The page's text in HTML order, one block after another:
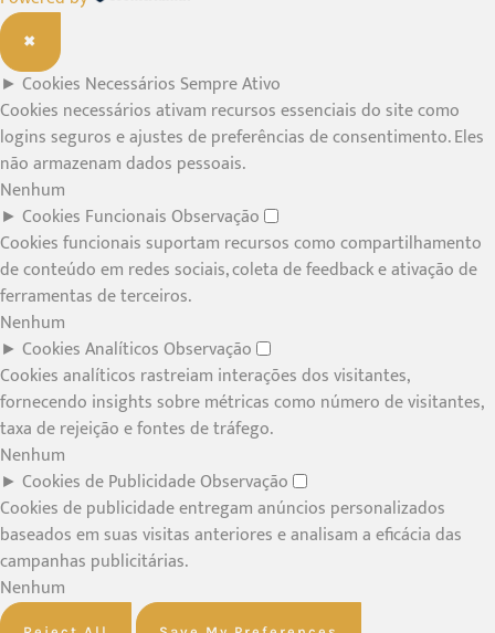
✖
► Cookies NecessáriosSempre Ativo
Cookies necessários ativam recursos essenciais do site como
logins seguros e ajustes de preferências de consentimento. Eles
não armazenam dados pessoais.
Nenhum
► Cookies FuncionaisObservação
Cookies funcionais suportam recursos como compartilhamento
de conteúdo em redes sociais, coleta de feedback e ativação de
ferramentas de terceiros.
Nenhum
► Cookies AnalíticosObservação
Cookies analíticos rastreiam interações dos visitantes,
fornecendo insights sobre métricas como número de visitantes,
taxa de rejeição e fontes de tráfego.
Nenhum
► Cookies de PublicidadeObservação
Cookies de publicidade entregam anúncios personalizados
baseados em suas visitas anteriores e analisam a eficácia das
campanhas publicitárias.
Nenhum